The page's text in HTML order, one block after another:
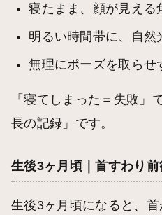
寝たまま、顔が見える
明るい時間帯に、自然
無理にポーズを取らせ
「寝てしまった＝失敗」
長の記録」です。
生後3ヶ月頃｜首すわり
生後3ヶ月頃になると、